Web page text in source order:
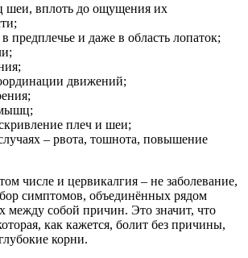
вплоть до ощущения их
предплечье и даже в область лопаток;
движений;
плеч и шеи;
– рвота, тошнота, повышение
числе и цервикалгия – не заболевание,
симптомов, объединённых рядом
собой причин. Это значит, что
как кажется, болит без причины,
корни.